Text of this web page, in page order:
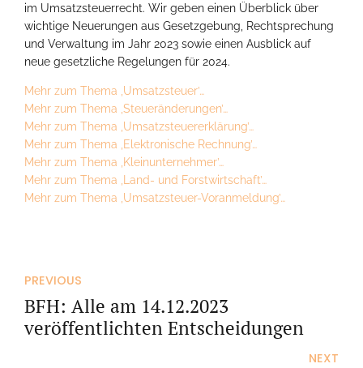
im Umsatzsteuerrecht. Wir geben einen Überblick über
wichtige Neuerungen aus Gesetzgebung, Rechtsprechung
und Verwaltung im Jahr 2023 sowie einen Ausblick auf
neue gesetzliche Regelungen für 2024.
Mehr zum Thema ‚Umsatzsteuer’…
Mehr zum Thema ‚Steueränderungen’…
Mehr zum Thema ‚Umsatzsteuererklärung’…
Mehr zum Thema ‚Elektronische Rechnung’…
Mehr zum Thema ‚Kleinunternehmer’…
Mehr zum Thema ‚Land- und Forstwirtschaft’…
Mehr zum Thema ‚Umsatzsteuer-Voranmeldung’…
PREVIOUS
BFH: Alle am 14.12.2023
veröffentlichten Entscheidungen
NEXT